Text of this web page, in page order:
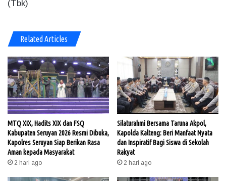
(Tbk)
Related Articles
MTQ XIX, Hadits XIX dan FSQ
Kabupaten Seruyan 2026 Resmi Dibuka,
Kapolres Seruyan Siap Berikan Rasa
Aman kepada Masyarakat
2 hari ago
Silaturahmi Bersama Taruna Akpol,
Kapolda Kalteng: Beri Manfaat Nyata
dan Inspiratif Bagi Siswa di Sekolah
Rakyat
2 hari ago